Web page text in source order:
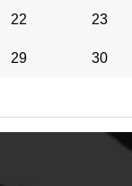
22 23
29 30